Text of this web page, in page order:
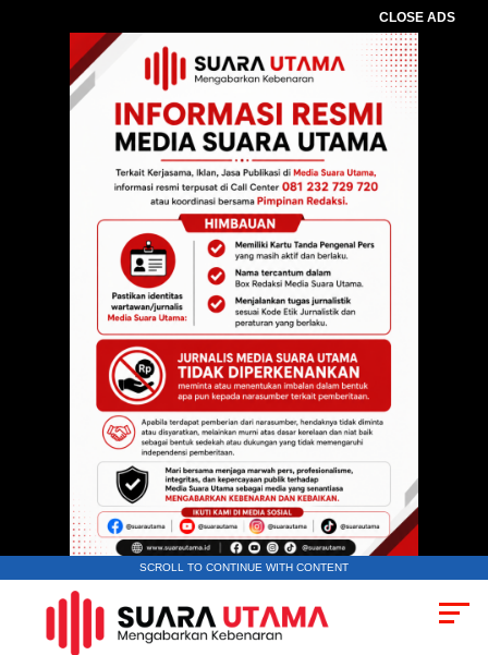
CLOSE ADS
SCROLL TO CONTINUE WITH CONTENT